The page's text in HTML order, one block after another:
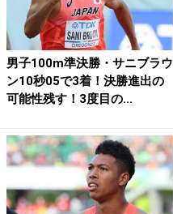
男子100m準決勝・サニブラウ
ン10秒05で3着！決勝進出の
可能性残す！3度目の...